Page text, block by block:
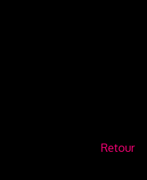
Retour